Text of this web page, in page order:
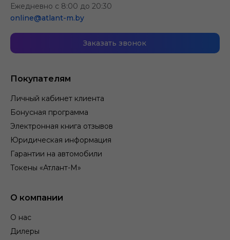
Покупателям
Личный кабинет клиента
Бонусная программа
Электронная книга отзывов
Юридическая информация
Гарантии на автомобили
Токены «Атлант-М»
О компании
О нас
Дилеры
Ежедневно с 8:00 до 20:30
online@atlant-m.by
Заказать звонок